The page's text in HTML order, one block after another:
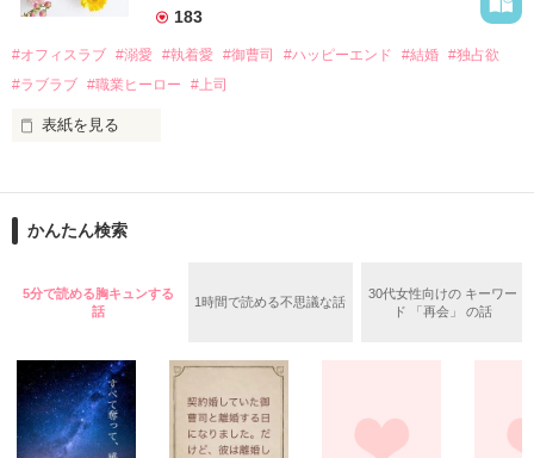
夏木美桜(なつきみお)
鳴海哲平 (なるみてっぺい)
2026.6.5～2026.7.25
＊以前、公開していた話の改稿版です＊
なぜか恭司から飼い猫の世話係を命じられた美桜は、猫の世
の関係となってしまい――？
183
#オフィスラブ #溺愛 #執着愛 #御曹司 #ハッピーエンド #結婚 #独占欲
#ラブラブ #職業ヒーロー #上司
表紙を見る
ションの企画戦略室で働いている。
めた、同期で恋人の石垣守（26）がいるのだが、後輩の姫原由
いた。
守と由羅から『便利屋雛子』と馬鹿にされ、一人こっそり泣い
た上、同居まで提案してきて──？
鷹哉『宜しくな、俺の雛子』🦅
雛子『俺の……ひぃ、雛子？！！！』🐥
かんたん検索
5分で読める胸キュンする
話
1時間で読める不思議な話
30代女性向けの キーワー
ド 「再会」 の話